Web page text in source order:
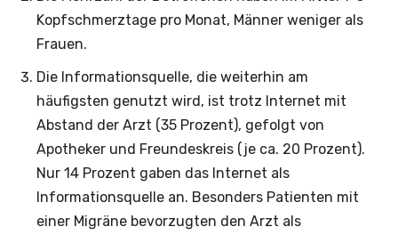
Kopfschmerztage pro Monat, Männer weniger als
Frauen.
Die Informationsquelle, die weiterhin am
häufigsten genutzt wird, ist trotz Internet mit
Abstand der Arzt (35 Prozent), gefolgt von
Apotheker und Freundeskreis (je ca. 20 Prozent).
Nur 14 Prozent gaben das Internet als
Informationsquelle an. Besonders Patienten mit
einer Migräne bevorzugten den Arzt als